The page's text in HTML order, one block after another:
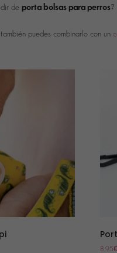
de porta bolsas para perros?
puedes combinarlo con un
8,95€